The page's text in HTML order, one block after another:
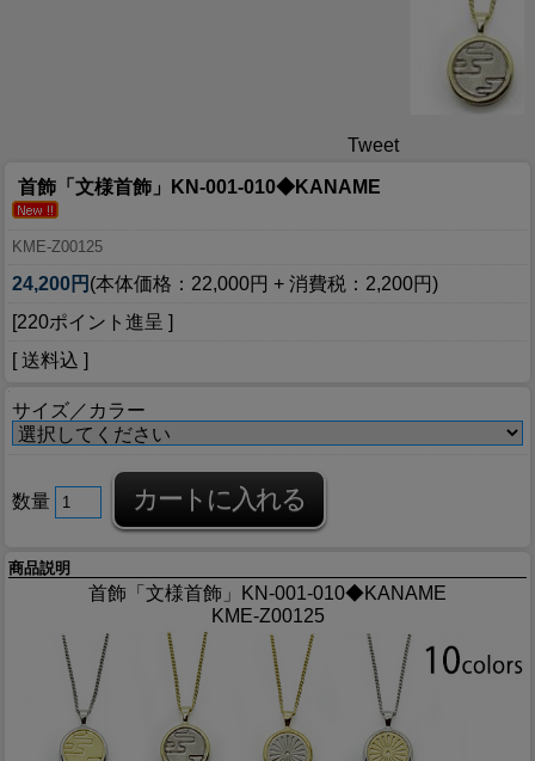
Tweet
首飾「文様首飾」KN-001-010◆KANAME
KME-Z00125
24,200円 (本体価格：22,000円 + 消費税：2,200円)
[220ポイント進呈 ]
[ 送料込 ]
サイズ／カラー
数量
商品説明
首飾「文様首飾」KN-001-010◆KANAME
KME-Z00125